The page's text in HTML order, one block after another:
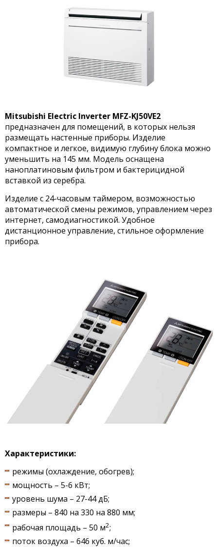
Mitsubishi Electric Inverter MFZ-KJ50VE2
предназначен для помещений, в которых нельзя
размещать настенные приборы. Изделие
компактное и легкое, видимую глубину блока можно
уменьшить на 145 мм. Модель оснащена
наноплатиновым фильтром и бактерицидной
вставкой из серебра.
Изделие с 24-часовым таймером, возможностью
автоматической смены режимов, управлением через
интернет, самодиагностикой. Удобное
дистанционное управление, стильное оформление
прибора.
Характеристики:
режимы (охлаждение, обогрев);
мощность – 5-6 кВт;
уровень шума – 27-44 дБ;
размеры – 840 на 330 на 880 мм;
рабочая площадь – 50 м2;
поток воздуха – 646 куб. м/час;